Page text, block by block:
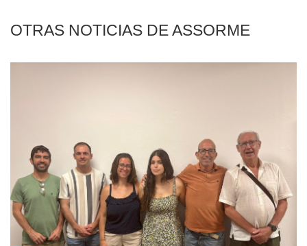
OTRAS NOTICIAS DE ASSORME